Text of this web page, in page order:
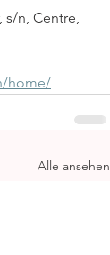
s/n, Centre,
home/
Alle ansehen